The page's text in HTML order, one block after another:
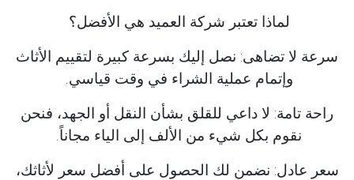
لماذا تعتبر شركة العميد هي الأفضل؟
سرعة لا تضاهى: نصل إليك بسرعة كبيرة لتقييم الأثاث
وإتمام عملية الشراء في وقت قياسي.
راحة تامة: لا داعي للقلق بشأن النقل أو الجهد، فنحن
نقوم بكل شيء من الألف إلى الياء مجاناً.
سعر عادل: نضمن لك الحصول على أفضل سعر لأثاثك،